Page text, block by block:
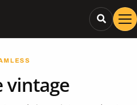
vintage